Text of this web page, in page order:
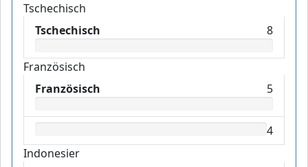
Tschechisch
Tschechisch
8
Französisch
Französisch
5
4
Indonesier